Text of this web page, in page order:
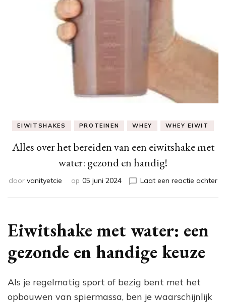
EIWITSHAKES PROTEINEN WHEY WHEY EIWIT
Alles over het bereiden van een eiwitshake met
water: gezond en handig!
door vanityetcie op 05 juni 2024 Laat een reactie achterop
Eiwitshake met water: een
gezonde en handige keuze
Als je regelmatig sport of bezig bent met het
opbouwen van spiermassa, ben je waarschijnlijk